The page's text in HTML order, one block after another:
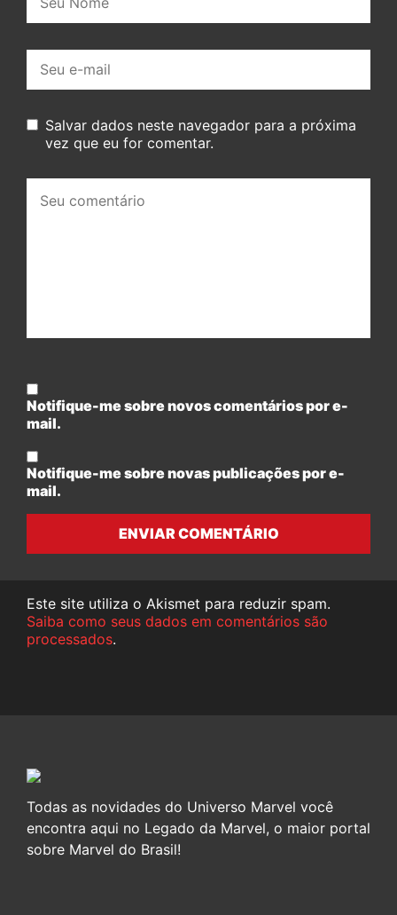
mail:
Salvar dados neste navegador para a próxima
vez que eu for comentar.
comentário:
Notifique-me sobre novos comentários por e-
mail.
Notifique-me sobre novas publicações por e-
mail.
ENVIAR COMENTÁRIO
Este site utiliza o Akismet para reduzir spam.
Saiba como seus dados em comentários são
processados.
Todas as novidades do Universo Marvel você
encontra aqui no Legado da Marvel, o maior portal
sobre Marvel do Brasil!